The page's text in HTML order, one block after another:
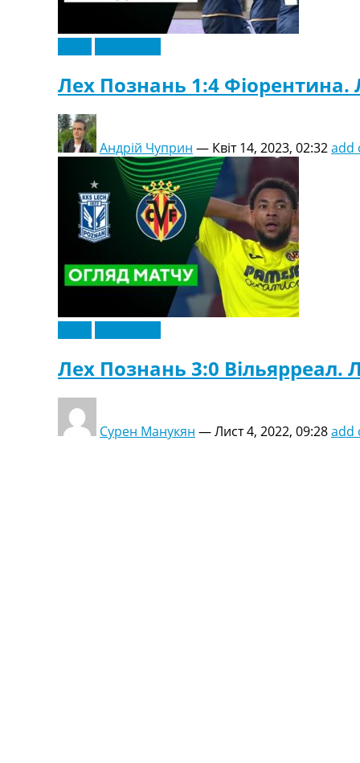
Лех Познань 1:4 Фіорентина.
Андрій Чуприн — Квіт 14, 2023, 02:32add
Лех Познань 3:0 Вільярреал.
Сурен Манукян —Лист 4, 2022, 09:28add